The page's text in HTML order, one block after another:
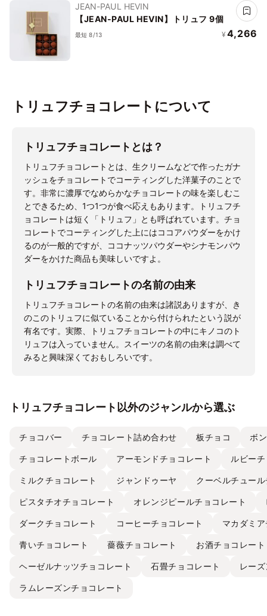
JEAN-PAUL HEVIN
【JEAN-PAUL HEVIN】トリュフ 9個
最短 8/13 ¥ 4,266
トリュフチョコレートについて
トリュフチョコレートとは？
トリュフチョコレートとは、生クリームなどで作ったガナ
ッシュをチョコレートでコーティングした洋菓子のことで
す。非常に濃厚でなめらかなチョコレートの味を楽しむこ
とできるため、1つ1つが食べ応えもあります。トリュフチ
ョコレートは短く「トリュフ」とも呼ばれています。チョ
コレートでコーティングした上にはココアパウダーをかけ
るのが一般的ですが、ココナッツパウダーやシナモンパウ
ダーをかけた商品も美味しいですよ。
トリュフチョコレートの名前の由来
トリュフチョコレートの名前の由来は諸説ありますが、き
のこのトリュフに似ていることから付けられたという説が
有名です。実際、トリュフチョコレートの中にキノコのト
リュフは入っていません。スイーツの名前の由来は調べて
みると興味深くておもしろいです。
トリュフチョコレート以外のジャンルから選ぶ
チョコバー チョコレート詰め合わせ 板チョコ ボ
チョコレートボール アーモンドチョコレート ルビー
ミルクチョコレート ジャンドゥーヤ クーベルチュー
ピスタチオチョコレート オレンジピールチョコレート
ダークチョコレート コーヒーチョコレート マカダミ
青いチョコレート 薔薇チョコレート お酒チョコレート
ヘーゼルナッツチョコレート 石畳チョコレート レー
ラムレーズンチョコレート